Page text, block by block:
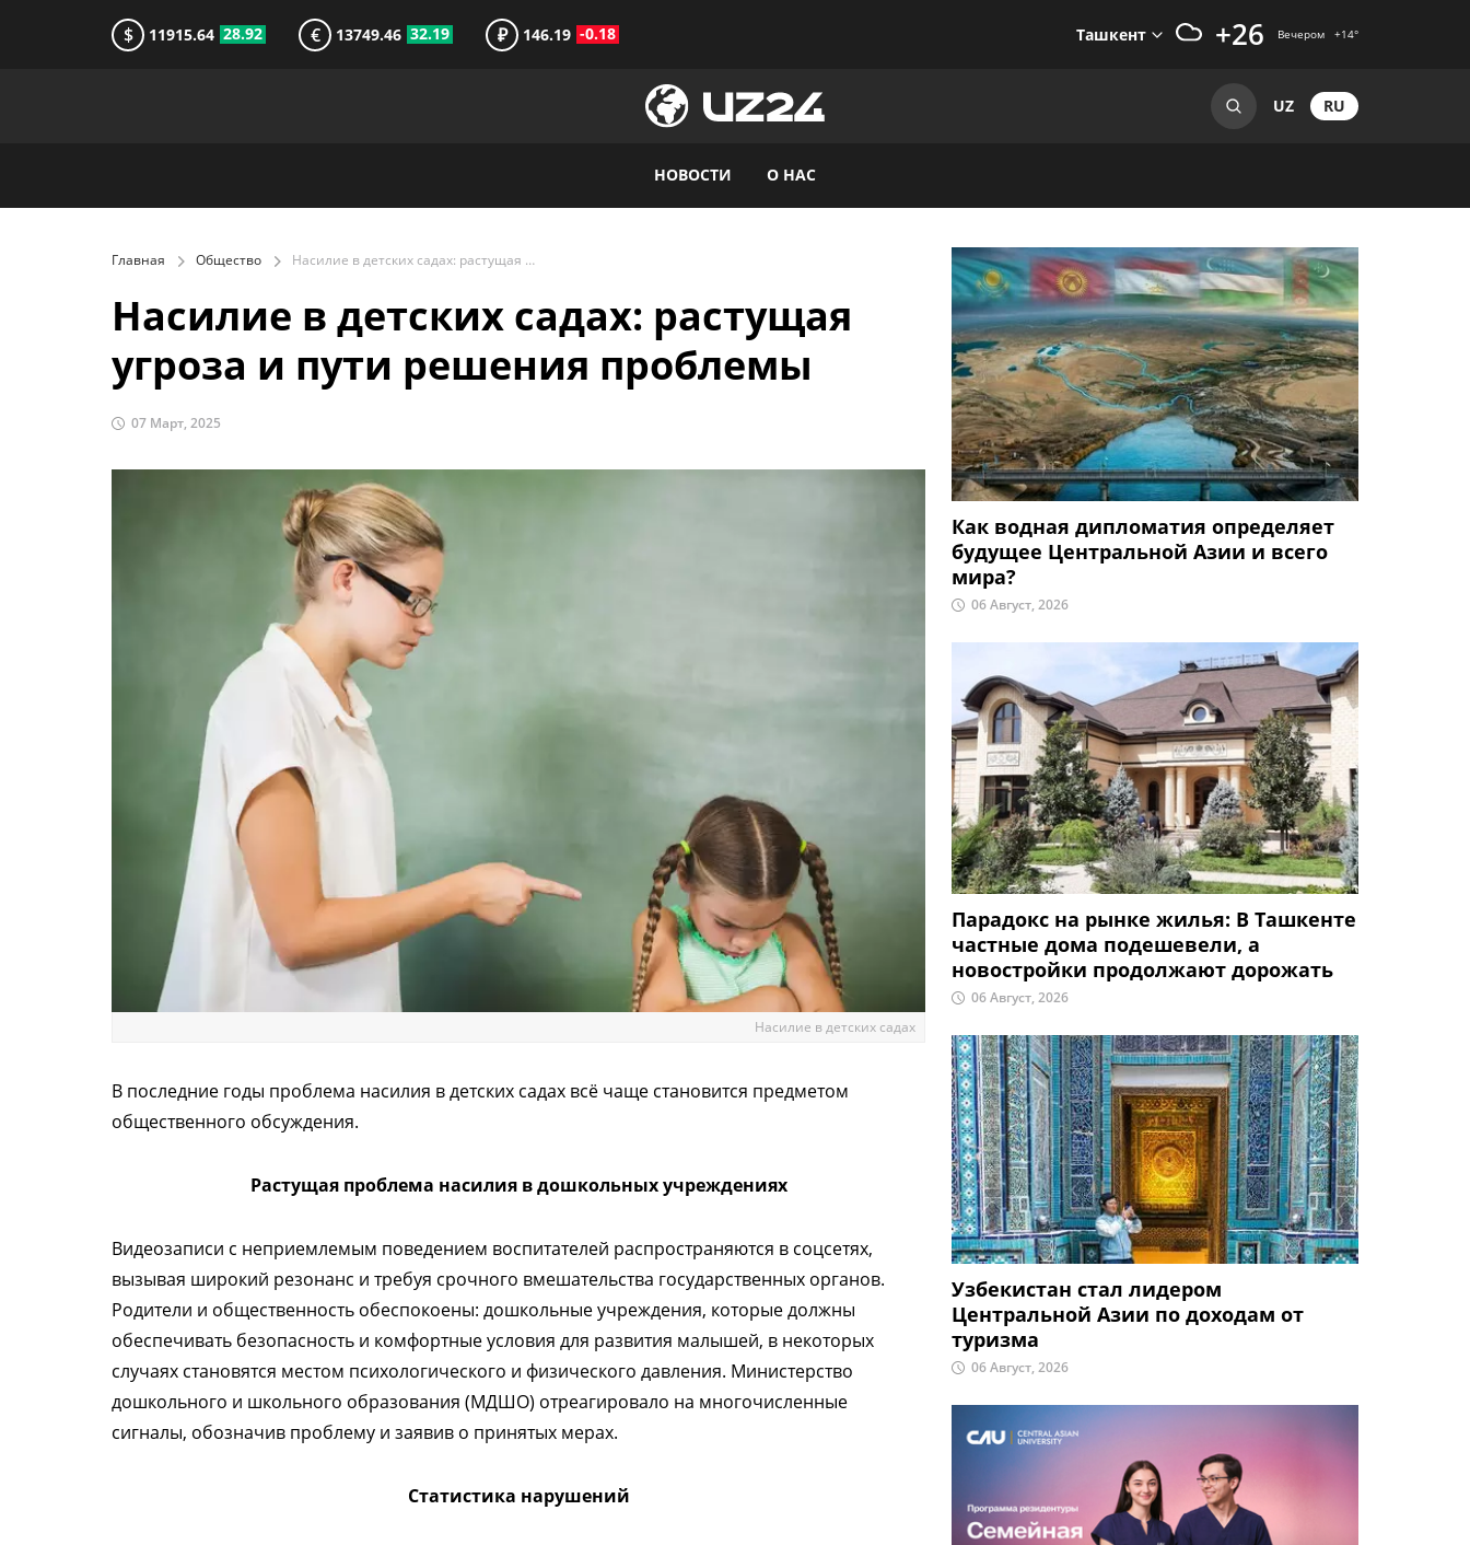
$ 11915.64 28.92 € 13749.46 32.19 ₽ 146.19 -0.18 Ташкент +26 Вечером +14°
UZ RU
НОВОСТИ О НАС
Главная Общество Насилие в детских садах: растущая угроза и пути решения проблемы
Насилие в детских садах: растущая
угроза и пути решения проблемы
07 Март, 2025
Насилие в детских садах
В последние годы проблема насилия в детских садах всё чаще становится предметом
общественного обсуждения.
Растущая проблема насилия в дошкольных учреждениях
Видеозаписи с неприемлемым поведением воспитателей распространяются в соцсетях,
вызывая широкий резонанс и требуя срочного вмешательства государственных органов.
Родители и общественность обеспокоены: дошкольные учреждения, которые должны
обеспечивать безопасность и комфортные условия для развития малышей, в некоторых
случаях становятся местом психологического и физического давления. Министерство
дошкольного и школьного образования (МДШО) отреагировало на многочисленные
сигналы, обозначив проблему и заявив о принятых мерах.
Cтатистика нарушений
Как водная дипломатия определяет
будущее Центральной Азии и всего
мира?
06 Август, 2026
Парадокс на рынке жилья: В Ташкенте
частные дома подешевели, а
новостройки продолжают дорожать
06 Август, 2026
Узбекистан стал лидером
Центральной Азии по доходам от
туризма
06 Август, 2026